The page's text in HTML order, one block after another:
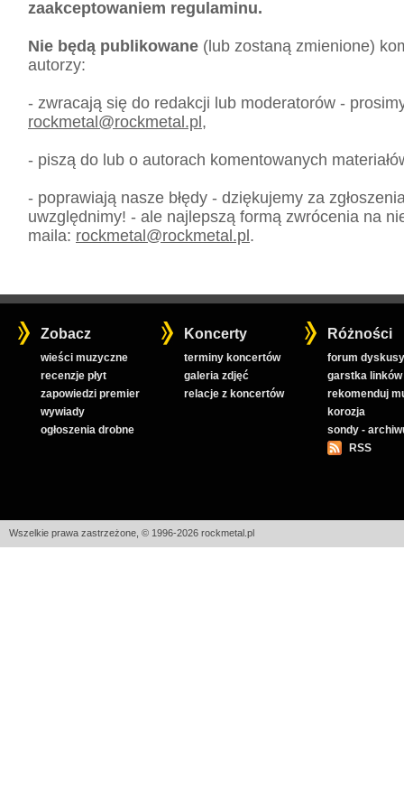
zaakceptowaniem regulaminu.
Nie będą publikowane (lub zostaną zmienione)
autorzy:
- zwracają się do redakcji lub moderatorów -
rockmetal@rockmetal.pl,
- piszą do lub o autorach komentowanych
- poprawiają nasze błędy - dziękujemy za
uwzględnimy! - ale najlepszą formą zwrócenia na
maila: rockmetal@rockmetal.pl.
Zobacz
wieści muzyczne
recenzje płyt
zapowiedzi premier
wywiady
ogłoszenia drobne
Koncerty
terminy koncertów
galeria zdjęć
relacje z koncertów
Różności
forum
garstka linków
rekomenduj
korozja
sondy -
RSS
Wszelkie prawa zastrzeżone, © 1996-2026 rockmetal.pl